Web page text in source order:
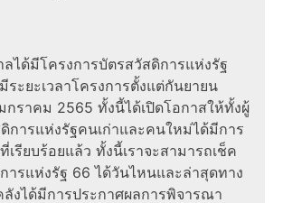
ได้มีโครงการบัตรสวัสดิการแห่งรัฐ
ระยะเวลาโครงการตั้งแต่กันยายน
กราคม 2565 ทั้งนี้ได้เปิดโอกาสให้ทั้งผู้
การแห่งรัฐคนเก่าและคนใหม่ได้มีการ
เรียบร้อยแล้ว ทั้งนี้เราจะสามารถเช็ค
ารแห่งรัฐ 66 ได้วันไหนและล่าสุดทาง
ลังได้มีการประกาศผลการพิจารณา